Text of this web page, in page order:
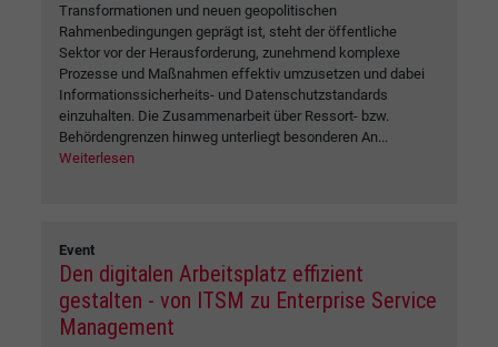
Transformationen und neuen geopolitischen
Rahmenbedingungen geprägt ist, steht der öffentliche
Sektor vor der Herausforderung, zunehmend komplexe
Prozesse und Maßnahmen effektiv umzusetzen und dabei
Informationssicherheits- und Datenschutzstandards
einzuhalten. Die Zusammenarbeit über Ressort- bzw.
Behördengrenzen hinweg unterliegt besonderen An...
Weiterlesen
Event
Den digitalen Arbeitsplatz effizient
gestalten - von ITSM zu Enterprise Service
Management